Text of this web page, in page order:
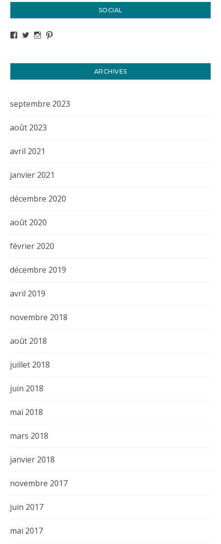
SOCIAL
Voir le profil de titval35 sur Facebook
Voir le profil de titval35 sur Twitter
Voir le profil de titval35 sur Instagram
ARCHIVES
septembre 2023
août 2023
avril 2021
janvier 2021
décembre 2020
août 2020
février 2020
décembre 2019
avril 2019
novembre 2018
août 2018
juillet 2018
juin 2018
mai 2018
mars 2018
janvier 2018
novembre 2017
juin 2017
mai 2017